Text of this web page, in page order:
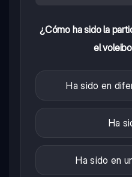
¿Cómo ha sido la
el
Ha sido en
Ha
Ha sido en